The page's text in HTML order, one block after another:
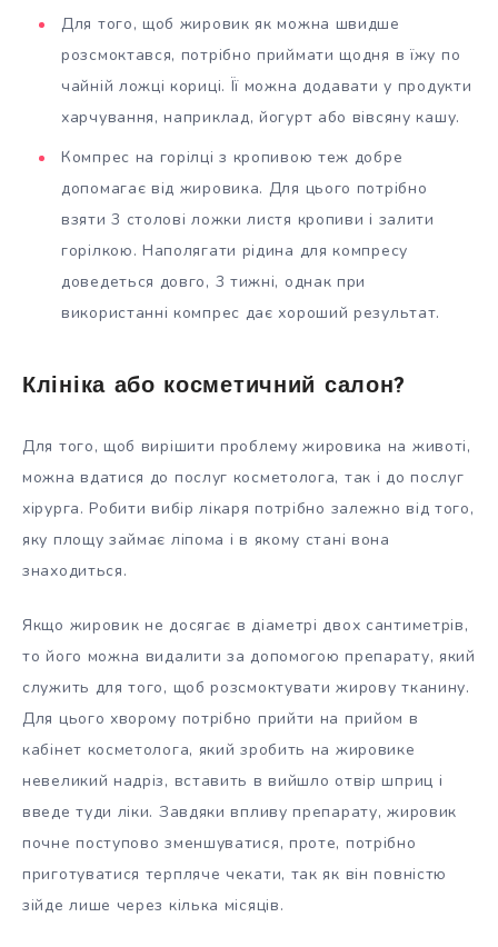
Для того, щоб жировик як можна швидше
розсмоктався, потрібно приймати щодня в їжу по
чайній ложці кориці. Її можна додавати у продукти
харчування, наприклад, йогурт або вівсяну кашу.
Компрес на горілці з кропивою теж добре
допомагає від жировика. Для цього потрібно
взяти 3 столові ложки листя кропиви і залити
горілкою. Наполягати рідина для компресу
доведеться довго, 3 тижні, однак при
використанні компрес дає хороший результат.
Клініка або косметичний салон?
Для того, щоб вирішити проблему жировика на животі,
можна вдатися до послуг косметолога, так і до послуг
хірурга. Робити вибір лікаря потрібно залежно від того,
яку площу займає ліпома і в якому стані вона
знаходиться.
Якщо жировик не досягає в діаметрі двох сантиметрів,
то його можна видалити за допомогою препарату, який
служить для того, щоб розсмоктувати жирову тканину.
Для цього хворому потрібно прийти на прийом в
кабінет косметолога, який зробить на жировике
невеликий надріз, вставить в вийшло отвір шприц і
введе туди ліки. Завдяки впливу препарату, жировик
почне поступово зменшуватися, проте, потрібно
приготуватися терпляче чекати, так як він повністю
зійде лише через кілька місяців.